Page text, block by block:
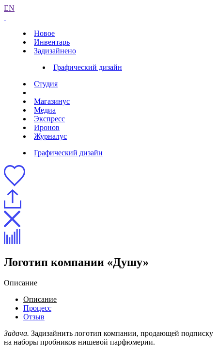
EN
Новое
Инвентарь
Задизайнено
Графический дизайн
Студия
Магазинус
Медиа
Экспресс
Иронов
Журналус
Графический дизайн
Логотип компании «Душу»
Описание
Описание
Процесс
Отзыв
Задача. Задизайнить логотип компании, продающей подписку
на наборы пробников нишевой парфюмерии.